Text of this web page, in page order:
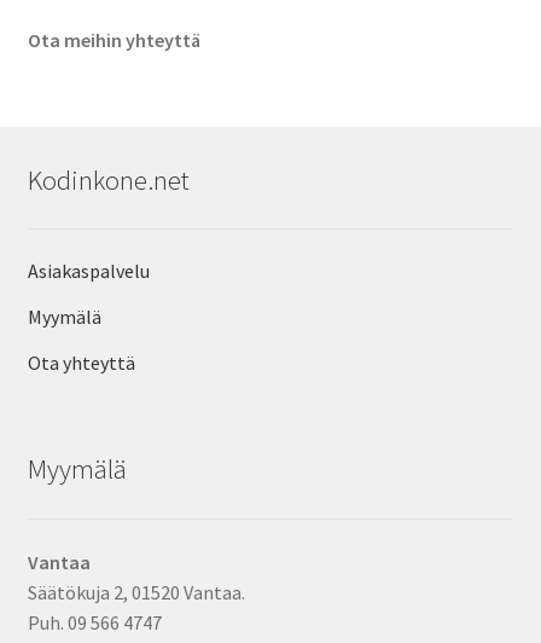
Ota meihin yhteyttä
Kodinkone.net
Asiakaspalvelu
Myymälä
Ota yhteyttä
Myymälä
Vantaa
Säätökuja 2, 01520 Vantaa.
Puh. 09 566 4747